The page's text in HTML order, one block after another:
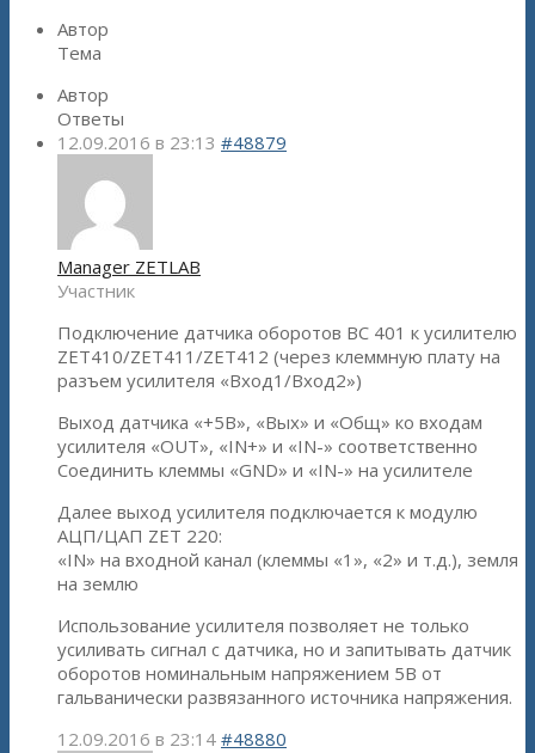
Автор
Тема
Автор
Ответы
12.09.2016 в 23:13 #48879
Manager ZETLAB
Участник
Подключение датчика оборотов ВС 401 к усилителю
ZET410/ZET411/ZET412 (через клеммную плату на
разъем усилителя «Вход1/Вход2»)
Выход датчика «+5В», «Вых» и «Общ» ко входам
усилителя «OUT», «IN+» и «IN-» соответственно
Соединить клеммы «GND» и «IN-» на усилителе
Далее выход усилителя подключается к модулю
АЦП/ЦАП ZET 220:
«IN» на входной канал (клеммы «1», «2» и т.д.), земля
на землю
Использование усилителя позволяет не только
усиливать сигнал с датчика, но и запитывать датчик
оборотов номинальным напряжением 5В от
гальванически развязанного источника напряжения.
12.09.2016 в 23:14 #48880